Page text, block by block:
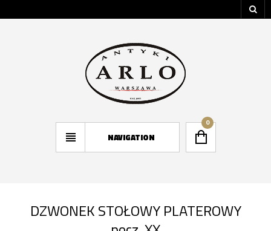
NAVIGATION
0
DZWONEK STOŁOWY PLATEROWY